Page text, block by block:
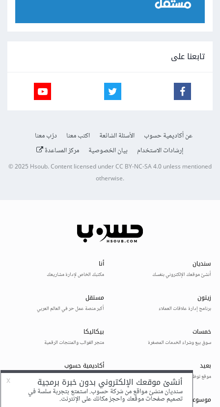
تابعنا على
عن أكاديمية حسوب الأسئلة الشائعة اكتب معنا
درّب معنا
إرشادات الاستخدام
بيان الخصوصية مركز المساعدة
© 2025Hsoub.Content licensed underCC BY-NC-SA 4.0unless mentioned
otherwise.